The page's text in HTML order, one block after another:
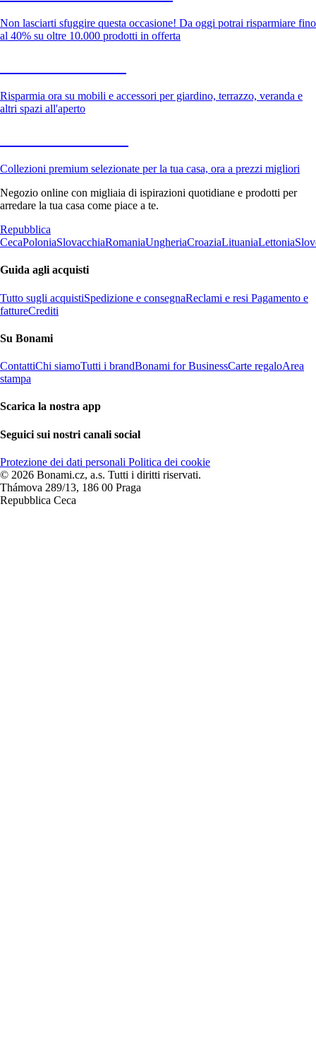
Non lasciarti sfuggire questa occasione! Da oggi potrai risparmiare fino
al 40% su oltre 10.000 prodotti in offerta
Risparmia ora su mobili e accessori per giardino, terrazzo, veranda e
altri spazi all'aperto
Collezioni premium selezionate per la tua casa, ora a prezzi migliori
Negozio online con migliaia di ispirazioni quotidiane e prodotti per
arredare la tua casa come piace a te.
Repubblica
CecaPoloniaSlovacchiaRomaniaUngheriaCroaziaLituaniaLettonia
Guida agli acquisti
Tutto sugli acquistiSpedizione e consegnaReclami e resi Pagamento e
fattureCrediti
Su Bonami
ContattiChi siamoTutti i brandBonami for BusinessCarte regaloArea
stampa
Scarica la nostra app
Seguici sui nostri canali social
Protezione dei dati personali Politica dei cookie
© 2026 Bonami.cz, a.s. Tutti i diritti riservati.
Thámova 289/13, 186 00 Praga
Repubblica Ceca